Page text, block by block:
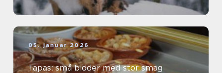
05. januar 2026
Tapas: små bidder med stor smag